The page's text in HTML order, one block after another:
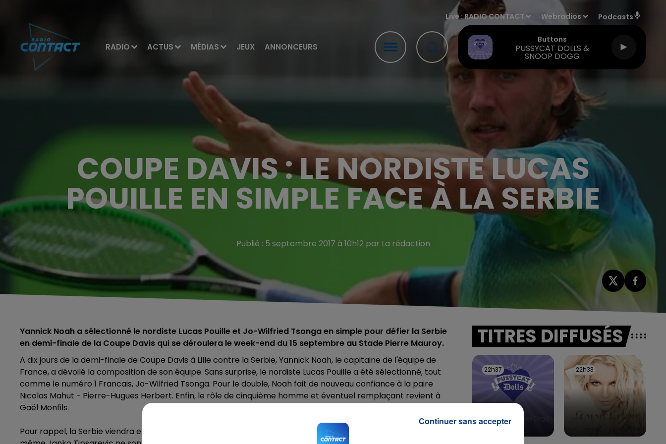
RADIO ACTUS MÉDIAS JEUX ANNONCEURS
Live :RADIO CONTACT Webradios Podcasts
Buttons
PUSSYCAT DOLLS &
SNOOP DOGG
COUPE DAVIS : LE NORDISTE LUCAS
POUILLE EN SIMPLE FACE À LA SERBIE
Publié : 5 septembre 2017 à 10h12 par La rédaction
Yannick Noah a sélectionné le nordiste Lucas Pouille et Jo-Wilfried Tsongaen simple pour défier la Serbie
en demi-finale de la Coupe Davis qui se déroulera le week-end du 15 septembre au Stade Pierre Mauroy.
A dix jours de la demi-finale de Coupe Davis à Lille contre la Serbie, Yannick Noah, le capitaine de l'équipe de
France, a dévoilé la composition de son équipe. Sans surprise, le nordiste Lucas Pouille a été sélectionné, tout
comme le numéro 1 Francais, Jo-Wilfried Tsonga. Pour le double, Noah fait de nouveau confiance à la paire
Nicolas Mahut - Pierre-Hugues Herbert. Enfin, le rôle de cinquième homme et éventuel remplaçant revient à
Gaël Monfils.
Pour rappel, la Serbie viendra en France largement amoindrie puisque ni Novak Djokovic, ni Viktor Troïcki, ni
TITRES DIFFUSÉS
22h37
22h37 22h33
22h33
Continuer sans accepter